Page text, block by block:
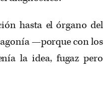
hasta el órgano del
—porque con los
la idea, fugaz pero